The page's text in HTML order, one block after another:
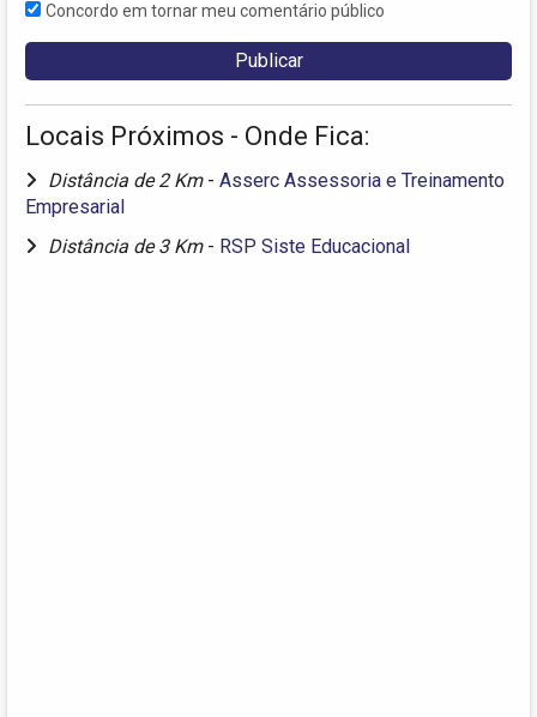
Concordo em tornar meu comentário público
Locais Próximos - Onde Fica:
Distância de 2 Km - Asserc Assessoria e Treinamento
Empresarial
Distância de 3 Km - RSP Siste Educacional